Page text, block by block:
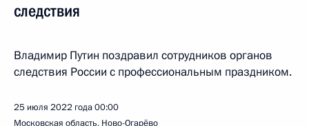
следствия
Владимир Путин поздравил сотрудников органов
следствия России с профессиональным праздником.
25 июля 2022 года00:00
Московская область, Ново-Огарёво